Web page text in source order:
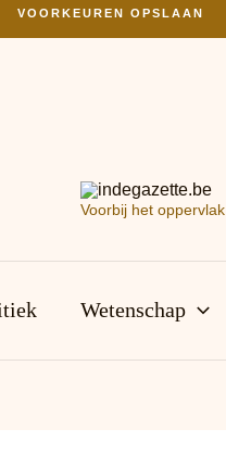
VOORKEUREN OPSLAAN
Voorbij het oppervlak
Wetenschap